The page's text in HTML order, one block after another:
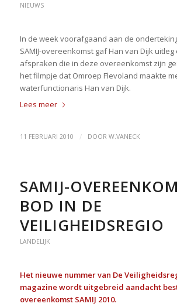
NIEUWS
In de week voorafgaand aan de
SAMIJ-overeenkomst gaf Han van Dijk uitleg
afspraken die in deze overeenkomst zijn
het filmpje dat Omroep Flevoland maakte
waterfunctionaris Han van Dijk.
Lees meer
11 FEBRUARI 2010 / DOOR W.VANECK
SAMIJ-
BOD IN DE
VEILIGHEIDSREGIO
LANDELIJK
Het nieuwe nummer van De
magazine wordt uitgebreid aandacht
overeenkomst SAMIJ 2010.